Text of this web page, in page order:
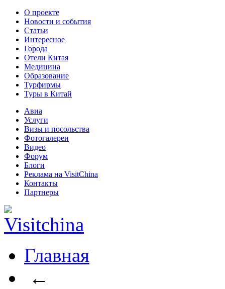
О проекте
Новости и события
Статьи
Интересное
Города
Отели Китая
Медицина
Образование
Турфирмы
Туры в Китай
Авиа
Услуги
Визы и посольства
Фотогалереи
Видео
Форум
Блоги
Реклама на VisitChina
Контакты
Партнеры
Главная
←